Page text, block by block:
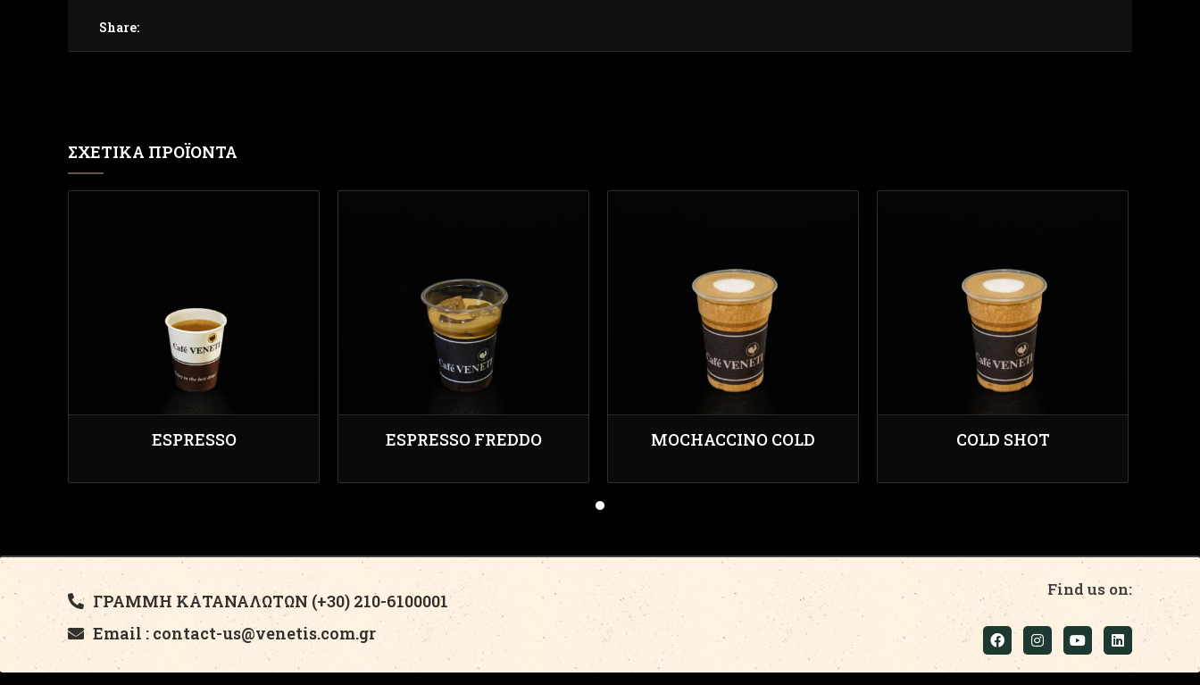
Share:
ΣΧΕΤΙΚΆ ΠΡΟΪΌΝΤΑ
ESPRESSO ESPRESSO FREDDO MOCHACCINO COLD COLD SHOT
ΓΡΑΜΜΗ ΚΑΤΑΝΑΛΩΤΩΝ (+30) 210-6100001
Email : contact-us@venetis.com.gr
Find us on: